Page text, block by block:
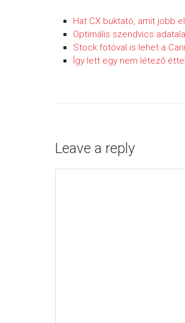
Hat CX buktató, amit jobb
Optimális szendvics
Stock fotóval is lehet a
Így lett egy nem létező
Leave a reply